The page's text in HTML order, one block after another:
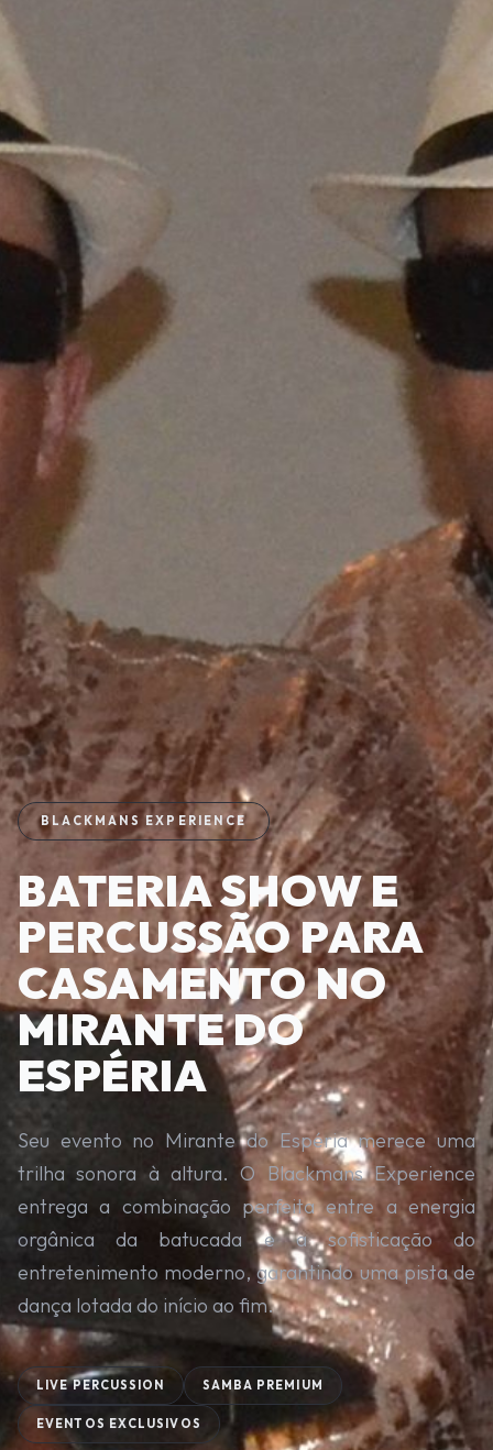
BLACKMANS EXPERIENCE
BATERIA SHOW E
PERCUSSÃO PARA
CASAMENTO NO
MIRANTE DO
ESPÉRIA
Seu evento no Mirante do Espéria merece uma
trilha sonora à altura. O Blackmans Experience
entrega a combinação perfeita entre a energia
orgânica da batucada e a sofisticação do
entretenimento moderno, garantindo uma pista de
dança lotada do início ao fim.
LIVE PERCUSSION SAMBA PREMIUM
EVENTOS EXCLUSIVOS